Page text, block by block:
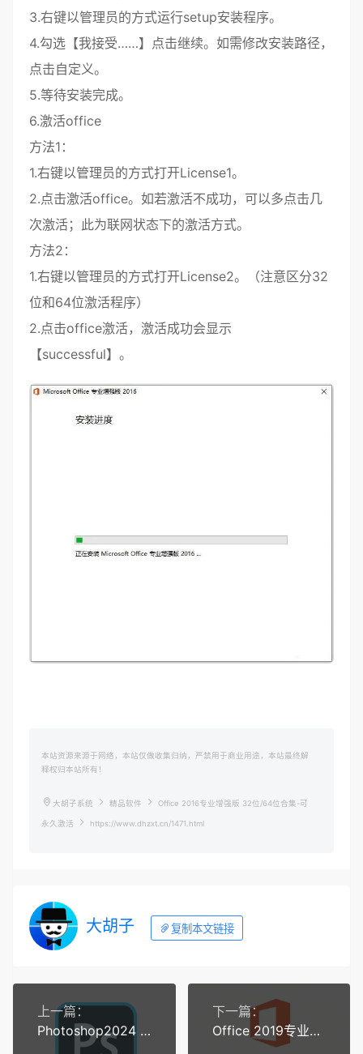
3.右键以管理员的方式运行setup安装程序。
4.勾选【我接受……】点击继续。如需修改安装路径，
点击自定义。
5.等待安装完成。
6.激活office
方法1：
1.右键以管理员的方式打开License1。
2.点击激活office。如若激活不成功，可以多点击几
次激活；此为联网状态下的激活方式。
方法2：
1.右键以管理员的方式打开License2。（注意区分32
位和64位激活程序）
2.点击office激活，激活成功会显示
【successful】。
本站资源来源于网络，本站仅做收集归纳，严禁用于商业用途，本站最终解
释权归本站所有！
大胡子系统 精品软件 Office 2016专业增强版 32位/64位合集-可
永久激活 https://www.dhzxt.cn/1471.html
大胡子 复制本文链接
上一篇：
Photoshop2024 v25.0正式版-windows安装版
下一篇：
Office 2019专业增强版-可永久激活